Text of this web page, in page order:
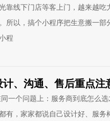
靠线下门店等客上门，越来越吃
所以，搞个小程序把生意搬一部
程
、沟通、售后重点注
一个问题上：服务商到底怎么
有，家家都说自己设计好、服务